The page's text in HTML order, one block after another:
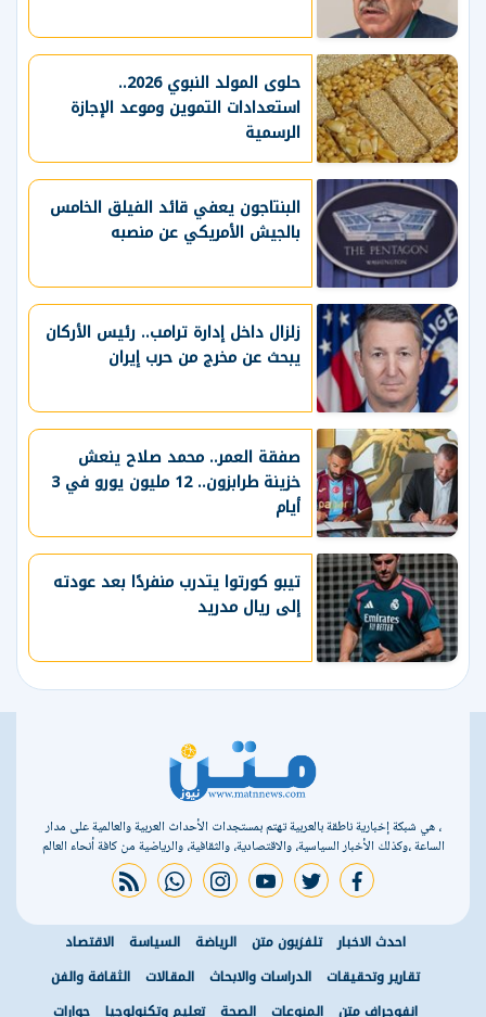
حلوى المولد النبوي 2026..
استعدادات التموين وموعد الإجازة
الرسمية
البنتاجون يعفي قائد الفيلق الخامس
بالجيش الأمريكي عن منصبه
زلزال داخل إدارة ترامب.. رئيس الأركان
يبحث عن مخرج من حرب إيران
صفقة العمر.. محمد صلاح ينعش
خزينة طرابزون.. 12 مليون يورو في 3
أيام
تيبو كورتوا يتدرب منفردًا بعد عودته
إلى ريال مدريد
، هي شبكة إخبارية ناطقة بالعربية تهتم بمستجدات الأحداث العربية والعالمية على مدار
الساعة ،وكذلك الأخبار السياسية، والاقتصادية، والثقافية، والرياضية من كافة أنحاء العالم
facebook
twitter
youtube
instagram
whatsapp
rss feed
احدث الاخبار تلفزيون متن الرياضة السياسة
الاقتصاد
تقارير وتحقيقات
الدراسات والابحاث المقالات
الثقافة والفن
انفوجراف متن
المنوعات الصحة تعليم وتكنولوجيا حوارات